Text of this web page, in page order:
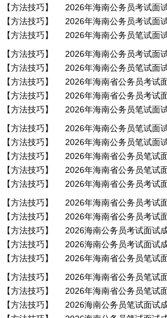
【方法技巧】 2026年海南公务员考试面
【方法技巧】 2026年海南公务员考试面
【方法技巧】 2026年海南公务员笔试面
【方法技巧】 2026年海南公务员考试面
【方法技巧】 2026年海南公务员笔试面
【方法技巧】 2026年海南省公务员考试
【方法技巧】 2026年海南省公务员考试
【方法技巧】 2026年海南公务员笔试面
【方法技巧】 2026年海南公务员笔试面
【方法技巧】 2026年海南公务员笔试面
【方法技巧】 2026年海南省公务员笔试
【方法技巧】 2026年海南省公务员笔试
【方法技巧】 2026年海南省公务员考试
【方法技巧】 2026年海南省公务员考试
【方法技巧】 2026年海南省公务员考试
【方法技巧】 2026海南公务员考试面试
【方法技巧】 2026海南公务员考试面试
【方法技巧】 2026年海南省公务员笔试
【方法技巧】 2026年海南省公务员笔试
【方法技巧】 2026年海南省公务员笔试
【方法技巧】 2026海南公务员笔试面试